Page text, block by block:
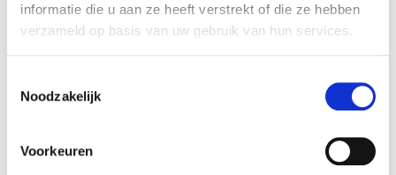
informatie die u aan ze heeft verstrekt of die ze hebben
verzameld op basis van uw gebruik van hun services.
Noodzakelijk
Voorkeuren
Ontdek je hoe je de vier belangrijkste poorten in
krachtige coaching.
schieten en inzicht willen in hun eigen gronding.